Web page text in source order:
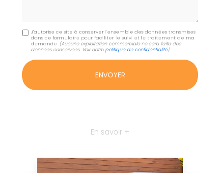
J'autorise ce site à conserver l'ensemble des données transmises
dans ce formulaire pour faciliter le suivi et le traitement de ma
demande. (Aucune exploitation commerciale ne sera faite des
données conservées. Voir notrepolitique de confidentialité)
En savoir +